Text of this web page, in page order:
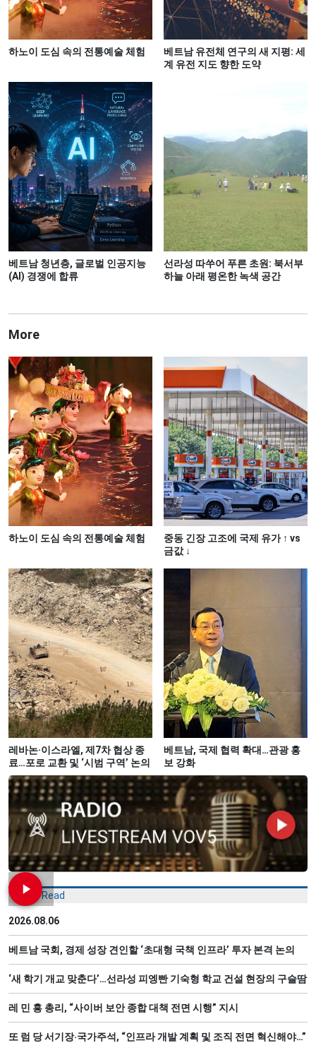
하노이 도심 속의 전통예술 체험
베트남 유전체 연구의 새 지평: 세
계 유전 지도 향한 도약
베트남 청년층, 글로벌 인공지능
(AI) 경쟁에 합류
선라성 따쑤어 푸른 초원: 북서부
하늘 아래 평온한 녹색 공간
More
하노이 도심 속의 전통예술 체험
중동 긴장 고조에 국제 유가 ↑ vs
금값 ↓
레바논·이스라엘, 제7차 협상 종
료…포로 교환 및 ‘시범 구역’ 논의
베트남, 국제 협력 확대…관광 홍
보 강화
Most Read
2026.08.06
베트남 국회, 경제 성장 견인할 ‘초대형 국책 인프라’ 투자 본격 논의
‘새 학기 개교 맞춘다’…선라성 피엥빤 기숙형 학교 건설 현장의 구슬땀
레 민 흥 총리, “사이버 보안 종합 대책 전면 시행” 지시
또 럼 당 서기장‧국가주석, “인프라 개발 계획 및 조직 전면 혁신해야…”